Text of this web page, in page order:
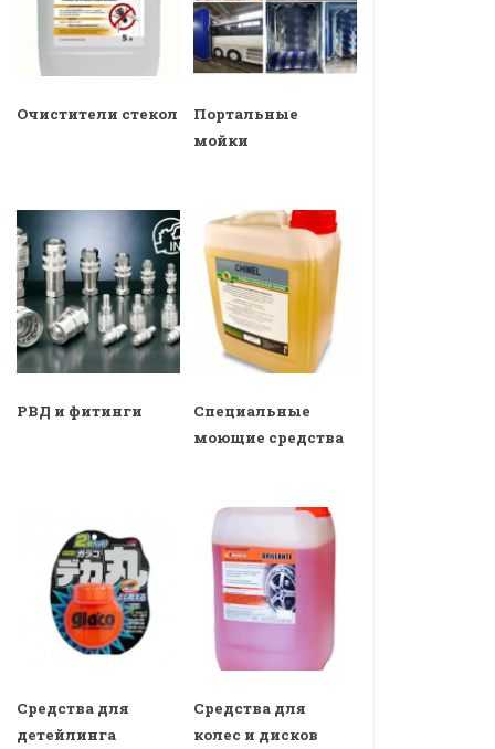
Очистители стекол
Портальные
мойки
РВД и фитинги
Специальные
моющие средства
Средства для
детейлинга
Средства для
колес и дисков